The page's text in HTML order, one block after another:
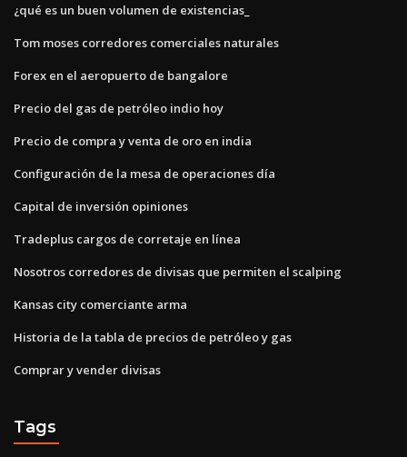
¿qué es un buen volumen de existencias_
Tom moses corredores comerciales naturales
Forex en el aeropuerto de bangalore
Precio del gas de petróleo indio hoy
Precio de compra y venta de oro en india
Configuración de la mesa de operaciones día
Capital de inversión opiniones
Tradeplus cargos de corretaje en línea
Nosotros corredores de divisas que permiten el scalping
Kansas city comerciante arma
Historia de la tabla de precios de petróleo y gas
Comprar y vender divisas
Tags